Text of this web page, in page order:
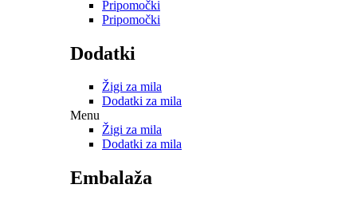
Pripomočki
Pripomočki
Dodatki
Žigi za mila
Dodatki za mila
Menu
Žigi za mila
Dodatki za mila
Embalaža